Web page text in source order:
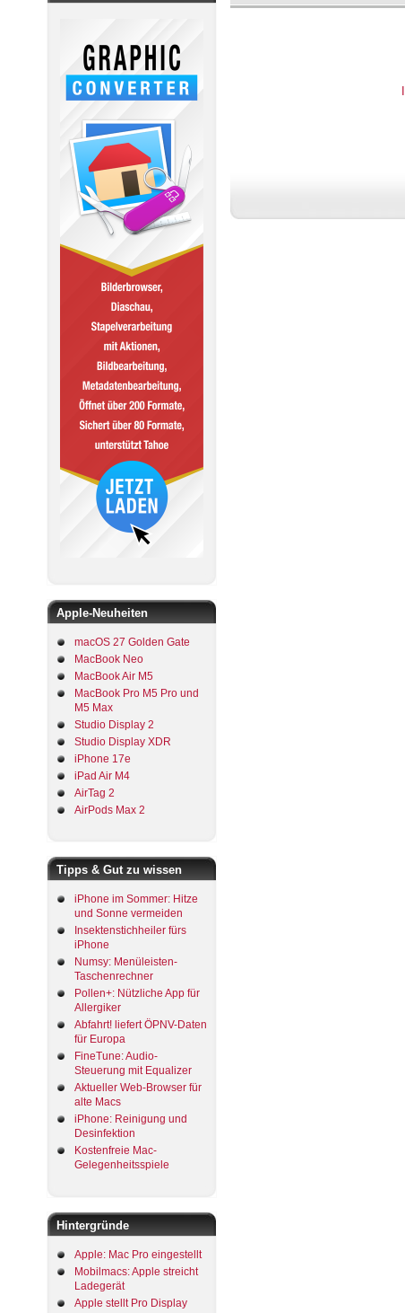
Apple-Neuheiten
macOS 27 Golden Gate
MacBook Neo
MacBook Air M5
MacBook Pro M5 Pro und
M5 Max
Studio Display 2
Studio Display XDR
iPhone 17e
iPad Air M4
AirTag 2
AirPods Max 2
Tipps & Gut zu wissen
iPhone im Sommer: Hitze
und Sonne vermeiden
Insektenstichheiler fürs
iPhone
Numsy: Menüleisten-
Taschenrechner
Pollen+: Nützliche App für
Allergiker
Abfahrt! liefert ÖPNV-Daten
für Europa
FineTune: Audio-
Steuerung mit Equalizer
Aktueller Web-Browser für
alte Macs
iPhone: Reinigung und
Desinfektion
Kostenfreie Mac-
Gelegenheitsspiele
Hintergründe
Apple: Mac Pro eingestellt
Mobilmacs: Apple streicht
Ladegerät
Apple stellt Pro Display